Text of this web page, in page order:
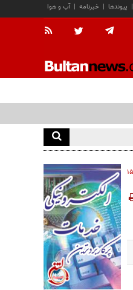
آب و هوا | خبرنامه | پیوندها |